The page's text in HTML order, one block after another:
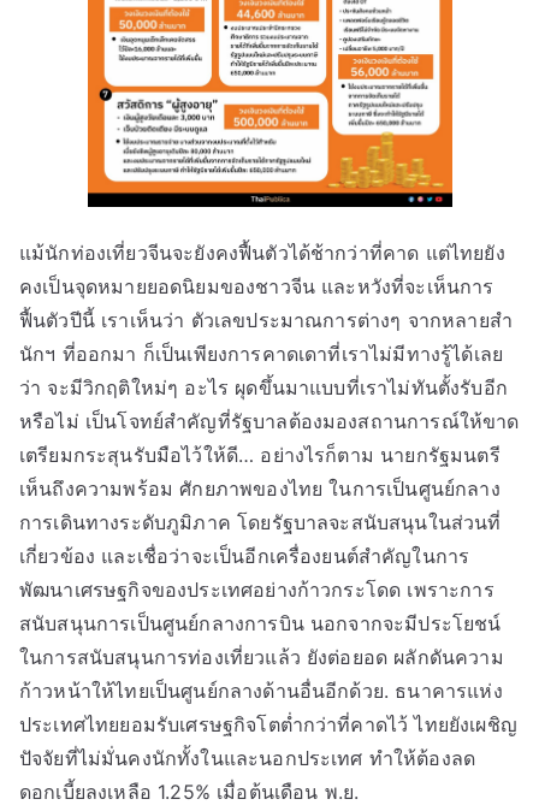
แม้นักท่องเที่ยวจีนจะยังคงฟื้นตัวได้ช้ากว่าที่คาด แต่ไทยยัง
คงเป็นจุดหมายยอดนิยมของชาวจีน และหวังที่จะเห็นการ
ฟื้นตัวปีนี้ เราเห็นว่า ตัวเลขประมาณการต่างๆ จากหลายสำ
นักฯ ที่ออกมา ก็เป็นเพียงการคาดเดาที่เราไม่มีทางรู้ได้เลย
ว่า จะมีวิกฤติใหม่ๆ อะไร ผุดขึ้นมาแบบที่เราไม่ทันตั้งรับอีก
หรือไม่ เป็นโจทย์สำคัญที่รัฐบาลต้องมองสถานการณ์ให้ขาด
เตรียมกระสุนรับมือไว้ให้ดี… อย่างไรก็ตาม นายกรัฐมนตรี
เห็นถึงความพร้อม ศักยภาพของไทย ในการเป็นศูนย์กลาง
การเดินทางระดับภูมิภาค โดยรัฐบาลจะสนับสนุนในส่วนที่
เกี่ยวข้อง และเชื่อว่าจะเป็นอีกเครื่องยนต์สำคัญในการ
พัฒนาเศรษฐกิจของประเทศอย่างก้าวกระโดด เพราะการ
สนับสนุนการเป็นศูนย์กลางการบิน นอกจากจะมีประโยชน์
ในการสนับสนุนการท่องเที่ยวแล้ว ยังต่อยอด ผลักดันความ
ก้าวหน้าให้ไทยเป็นศูนย์กลางด้านอื่นอีกด้วย. ธนาคารแห่ง
ประเทศไทยยอมรับเศรษฐกิจโตต่ำกว่าที่คาดไว้ ไทยยังเผชิญ
ปัจจัยที่ไม่มั่นคงนักทั้งในและนอกประเทศ ทำให้ต้องลด
ดอกเบี้ยลงเหลือ 1.25% เมื่อต้นเดือน พ.ย.